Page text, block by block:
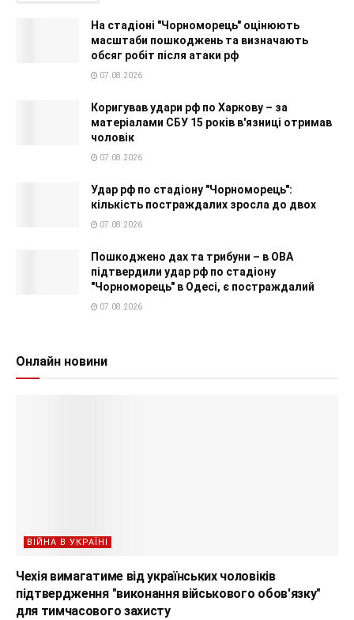
На стадіоні "Чорноморець" оцінюють
масштаби пошкоджень та визначають
обсяг робіт після атаки рф
07.08.2026
Коригував удари рф по Харкову – за
матеріалами СБУ 15 років в'язниці отримав
чоловік
07.08.2026
Удар рф по стадіону "Чорноморець":
кількість постраждалих зросла до двох
07.08.2026
Пошкоджено дах та трибуни – в ОВА
підтвердили удар рф по стадіону
"Чорноморець" в Одесі, є постраждалий
07.08.2026
Онлайн новини
ВІЙНА В УКРАЇНІ
Чехія вимагатиме від українських чоловіків
підтвердження "виконання військового обов'язку"
для тимчасового захисту